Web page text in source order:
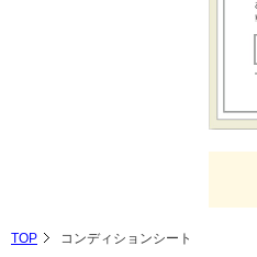
TOP コンディションシート